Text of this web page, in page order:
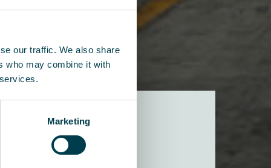
our traffic. We also share
who may combine it with
Marketing